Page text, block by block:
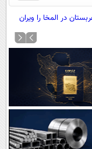
و
بسته
کردن
در المخا را ویران